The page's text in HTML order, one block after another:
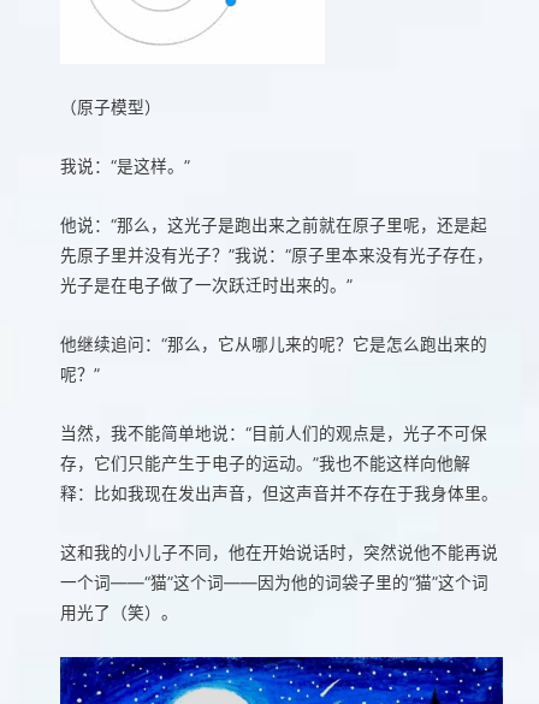
（原子模型）
我说：“是这样。”
他说：“那么，这光子是跑出来之前就在原子里呢，还是起
先原子里并没有光子？”我说：“原子里本来没有光子存在，
光子是在电子做了一次跃迁时出来的。”
他继续追问：“那么，它从哪儿来的呢？它是怎么跑出来的
呢？”
当然，我不能简单地说：“目前人们的观点是，光子不可保
存，它们只能产生于电子的运动。”我也不能这样向他解
释：比如我现在发出声音，但这声音并不存在于我身体里。
这和我的小儿子不同，他在开始说话时，突然说他不能再说
一个词——“猫”这个词——因为他的词袋子里的“猫”这个词
用光了（笑）。